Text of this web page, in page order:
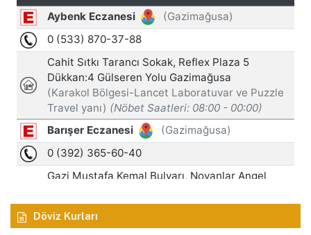
Döviz Kurları